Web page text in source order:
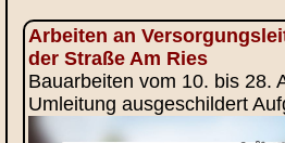
Arbeiten an
der Straße Am Ries
Bauarbeiten vom 10. bis 28.
Umleitung ausgeschildert